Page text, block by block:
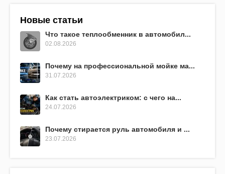
Новые статьи
Что такое теплообменник в автомобил...
02.08.2026
Почему на профессиональной мойке ма...
31.07.2026
Как стать автоэлектриком: с чего на...
24.07.2026
Почему стирается руль автомобиля и ...
23.07.2026